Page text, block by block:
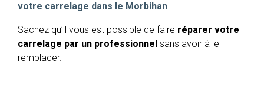
votre carrelage dans le Morbihan.
Sachez qu’il vous est possible de faire réparer votre
carrelage par un professionnel sans avoir à le
remplacer.